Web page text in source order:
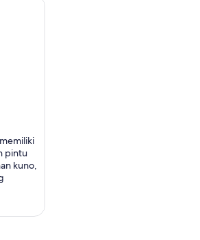
pintu
kuno,